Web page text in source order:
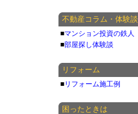
不動産コラム・体験談
■マンション投資の鉄人
■部屋探し体験談
リフォーム
■リフォーム施工例
困ったときは